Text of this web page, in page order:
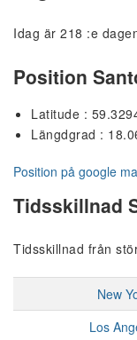
Idag är 218 :e
Position
Latitude :
Längdgrad :
Position på google
Tidsskillnad
Tidsskillnad från
New
Los